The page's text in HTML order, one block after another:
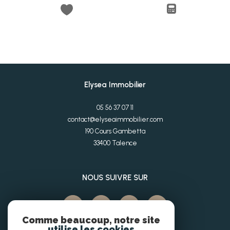
Elysea Immobilier
05 56 37 07 11
contact@elyseaimmobilier.com
190 Cours Gambetta
33400
Talence
NOUS SUIVRE SUR
Comme beaucoup, notre site